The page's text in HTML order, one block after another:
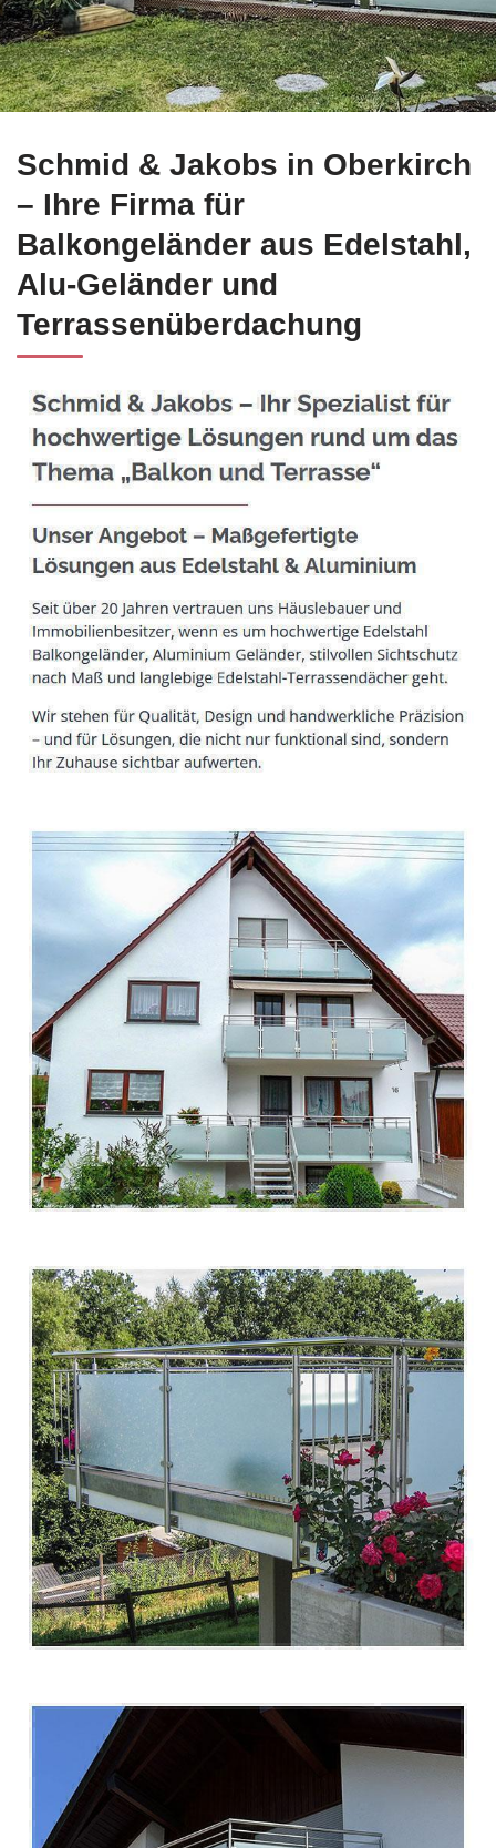
Direkt bei ☀️Schmid-Jakobs.de in Oberkirch Edelstahl
Schmid & Jakobs in Oberkirch
– Ihre Firma für
Balkongeländer aus Edelstahl,
Alu-Geländer und
Terrassenüberdachung